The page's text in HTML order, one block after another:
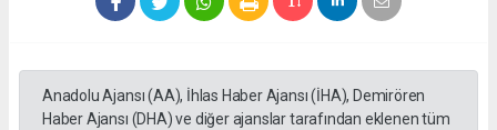
Anadolu Ajansı (AA), İhlas Haber Ajansı (İHA), Demirören
Haber Ajansı (DHA) ve diğer ajanslar tarafından eklenen tüm